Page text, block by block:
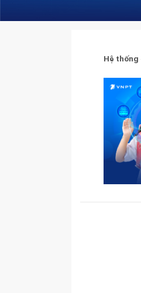
Hệ thống